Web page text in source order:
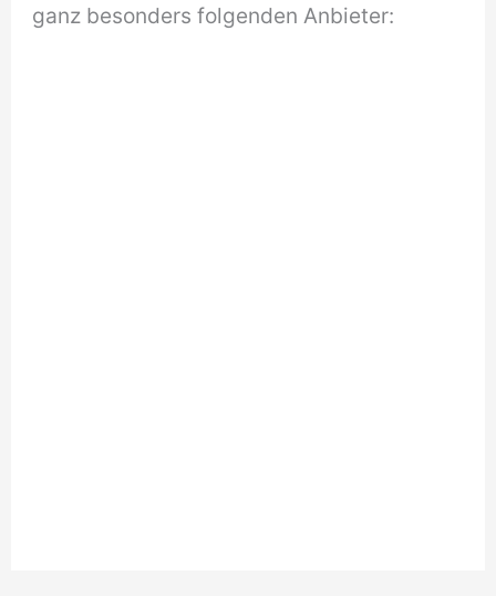
ganz besonders folgenden Anbieter: